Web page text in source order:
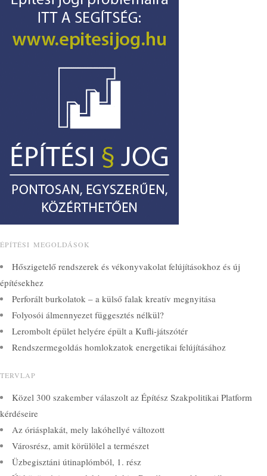
ÉPÍTÉSI MEGOLDÁSOK
Hőszigetelő rendszerek és vékonyvakolat felújításokhoz és új
építésekhez
Perforált burkolatok – a külső falak kreatív megnyitása
Folyosói álmennyezet függesztés nélkül?
Lerombolt épület helyére épült a Kufli-játszótér
Rendszermegoldás homlokzatok energetikai felújításához
TERVLAP
Közel 300 szakember válaszolt az Építész Szakpolitikai Platform
kérdéseire
Az óriásplakát, mely lakóhellyé változott
Városrész, amit körülölel a természet
Üzbegisztáni útinaplómból, 1. rész